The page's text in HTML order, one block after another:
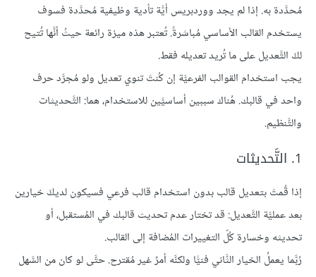
مُحدَّدة به. إذا لم يجد ووردبريس أيَّة تأدية وظيفية مُحدَّدة فسوف
يستخدم القالب الأساسي مُباشرةً. تُعتبر هذه ميزة رائعة حيثُ أنَّها تُتيح
لكَ التَّعديل على ما تُريد تعديله فقط.
يجب استخدام القوالب الفرعيَّة إن كُنتَ تنوي تعديل ولو مُجرَّد حرف
واحد في قالبك. هُناك سببين أساسيَّين للاستخدام، هما: التَّحديثات
والتَّنظيم.
1. التَّحديثات
إذا قُمتَ بتعديل قالب بدون استخدام قالب فرعي فسيكون لديكَ خيارين
بعد عمليَّة التَّعديل: قد تختار عدم تحديث قالبك في المُستقبل، أو
تحديثه وخسارة كُلّ التغييرات المُضافة إلى القالب.
رُبَّما يعملُ الخيار الثَّاني فنيًّا ولكنَّه أمرٌ غير مُقترح. حتَّى لو كان من السَّهل